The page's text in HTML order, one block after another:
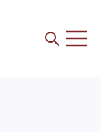
Open